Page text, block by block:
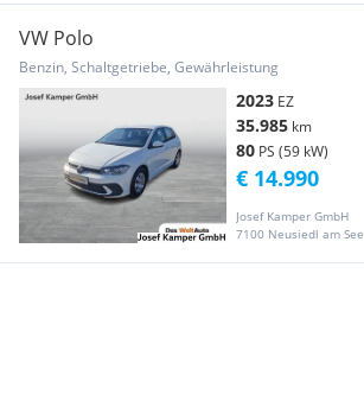
VW Polo
Benzin, Schaltgetriebe, Gewährleistung
2023 EZ
35.985 km
80 PS (59 kW)
Josef Kamper GmbH
7100 Neusiedl am See
€ 14.990